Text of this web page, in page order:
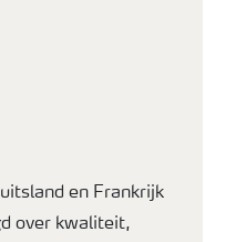
en Frankrijk
over kwaliteit,